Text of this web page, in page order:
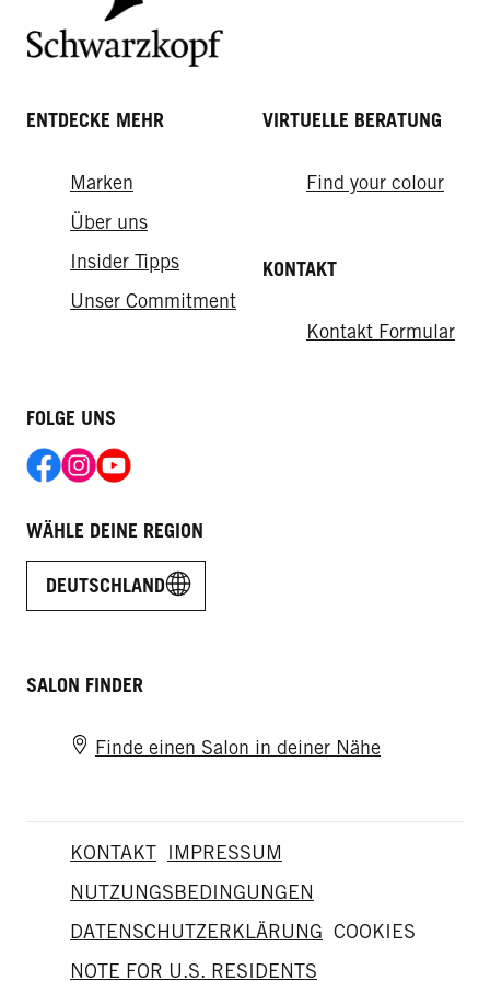
ENTDECKE MEHR
Marken
Über uns
Insider Tipps
Unser Commitment
VIRTUELLE BERATUNG
Find your colour
KONTAKT
Kontakt Formular
FOLGE UNS
WÄHLE DEINE REGION
DEUTSCHLAND
SALON FINDER
Finde einen Salon in deiner Nähe
KONTAKT IMPRESSUM
NUTZUNGSBEDINGUNGEN
DATENSCHUTZERKLÄRUNG COOKIES
NOTE FOR U.S. RESIDENTS